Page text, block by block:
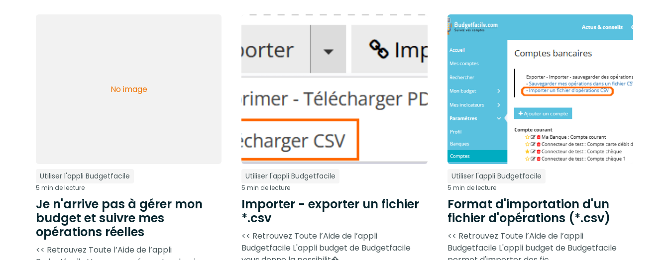
No image
Utiliser l'appli Budgetfacile
5 min de lecture
Je n'arrive pas à gérer mon
budget et suivre mes
opérations réelles
<< Retrouvez Toute l’Aide de l’appli
Utiliser l'appli Budgetfacile
5 min de lecture
Importer - exporter un fichier
*.csv
<< Retrouvez Toute l’Aide de l’appli
Budgetfacile L'appli budget de Budgetfacile
Utiliser l'appli Budgetfacile
5 min de lecture
Format d'importation d'un
fichier d'opérations (*.csv)
<< Retrouvez Toute l’Aide de l’appli
Budgetfacile L'appli budget de Budgetfacile